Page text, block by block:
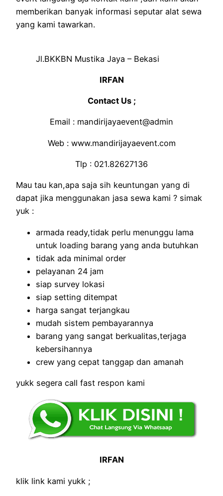
memberikan banyak informasi seputar alat sewa
yang kami tawarkan.
Jl.BKKBN Mustika Jaya – Bekasi
IRFAN
Contact Us ;
Email : mandirijayaevent@admin
Web : www.mandirijayaevent.com
Tlp : 021.82627136
Mau tau kan,apa saja sih keuntungan yang di
dapat jika menggunakan jasa sewa kami ? simak
yuk :
armada ready,tidak perlu menunggu lama
untuk loading barang yang anda butuhkan
tidak ada minimal order
pelayanan 24 jam
siap survey lokasi
siap setting ditempat
harga sangat terjangkau
mudah sistem pembayarannya
barang yang sangat berkualitas,terjaga
kebersihannya
crew yang cepat tanggap dan amanah
yukk segera call fast respon kami
IRFAN
klik link kami yukk ;